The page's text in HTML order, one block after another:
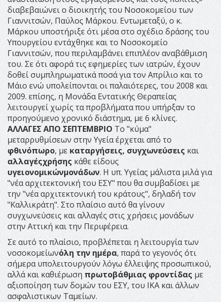
διαβεβαιώνει ο διοικητής του Νοσοκομείου των
Γιαννιτσών, Παύλος Μάρκου. Εντωμεταξύ, ο κ.
Μάρκου υποστήριξε ότι μέσα στο σχέδιο δράσης του
Υπουργείου εντάχθηκε και το Νοσοκομείο
Γιαννιτσών, που περιλαμβάνει επιπλέον αναβάθμιση
του. Σε ότι αφορά τις εφημερίες των ιατρών, έχουν
δοθεί συμπληρωματικά ποσά για τον Απρίλιο και το
Μάιο ενώ υπολείπονται οι παλαιότερες, του 2008 και
2009. επίσης, η Μονάδα Εντατικής Θεραπείας
λειτουργεί χωρίς τα προβλήματα που υπήρξαν το
προηγούμενο χρονικό διάστημα, με 6 κλίνες.
ΑΛΛΑΓΕΣ ΑΠΟ ΣΕΠΤΕΜΒΡΙΟ Το "κύμα"
μεταρρυθμίσεων στην Υγεία έρχεται από το
φθινόπωρο, με καταργήσεις, συγχωνεύσεις και
αλλαγέςχρήσηςκάθε είδους
υγειονομικώνμονάδων. Η υπ. Υγείας μάλιστα μιλά για
"νέα αρχιτεκτονική του ΕΣΥ" που θα συμβαδίσει με
την "νέα αρχιτεκτονική του κράτους", δηλαδή τον
"Καλλικράτη". Στο πλαίσιο αυτό θα γίνουν
συγχωνεύσεις και αλλαγές στις χρήσεις μονάδων
στην Αττική και την Περιφέρεια.
Σε αυτό το πλαίσιο, προβλέπεται η λειτουργία των
νοσοκομείωνόλη την ημέρα, παρά το γεγονός ότι
σήμερα υπολειτουργούν λόγω έλλειψης προσωπικού,
αλλά και καθιέρωσηπρωτοβάθμιας φροντίδας με
αξιοποίηση των δομών του ΕΣΥ, του ΙΚΑ και άλλων
ασφαλιστικων Ταμείων.